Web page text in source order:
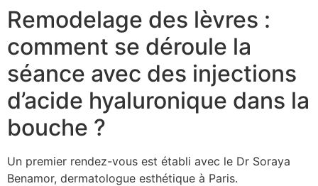
Remodelage des lèvres :
comment se déroule la
séance avec des injections
d’acide hyaluronique dans la
bouche ?
Un premier rendez-vous est établi avec le Dr Soraya
Benamor, dermatologue esthétique à Paris.